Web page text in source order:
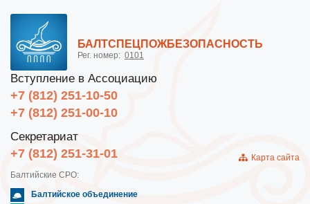
БАЛТСПЕЦПОЖБЕЗОПАСНОСТЬ
Рег. номер: 0101
Вступление в Ассоциацию
+7 (812) 251-10-50
+7 (812) 251-00-10
Секретариат
+7 (812) 251-31-01
Карта сайта
Балтийские СРО:
Балтийское объединение